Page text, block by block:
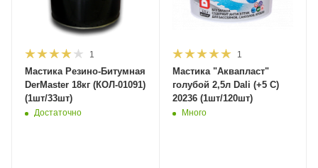
1
Мастика Резино-Битумная
DerMaster 18кг (КОЛ-01091)
(1шт/33шт)
Достаточно
1
Мастика "Аквапласт"
голубой 2,5л Dali (+5 С)
20236 (1шт/120шт)
Много